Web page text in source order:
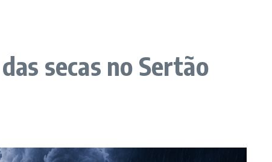
secas no Sertão